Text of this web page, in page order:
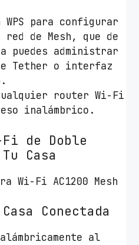
para configurar
de Mesh, que de
puedes administrar
Tether o interfaz
router Wi-Fi
inalámbrico.
de Doble
Casa
Wi-Fi AC1200 Mesh
Conectada
al